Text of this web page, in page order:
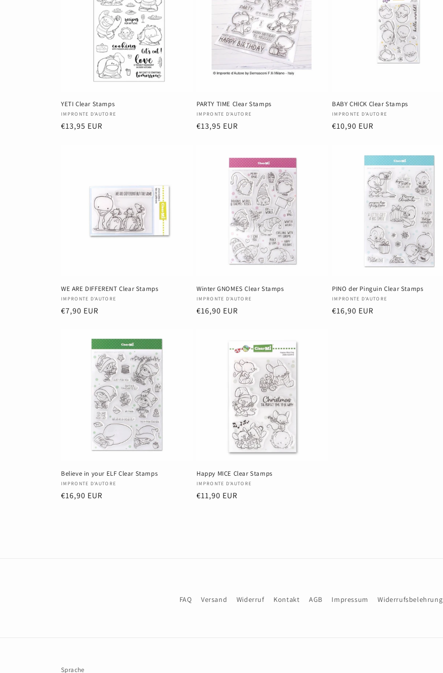
e
:
YETI Clear Stamps
Anbieter:
IMPRONTE D'AUTORE
Normaler
€13,95 EUR
PARTY TIME Clear Stamps
Anbieter:
IMPRONTE D'AUTORE
Normaler
€13,95 EUR
BABY CHICK Clear Stamps
Anbieter:
IMPRONTE D'AUTORE
Normaler
€10,90 EUR
WE ARE DIFFERENT Clear Stamps
Anbieter:
IMPRONTE D'AUTORE
Normaler
€7,90 EUR
Winter GNOMES Clear Stamps
Anbieter:
IMPRONTE D'AUTORE
Normaler
€16,90 EUR
PINO der Pinguin Clear Stamps
Anbieter:
IMPRONTE D'AUTORE
Normaler
€16,90 EUR
Believe in your ELF Clear Stamps
Anbieter:
IMPRONTE D'AUTORE
Normaler
€16,90 EUR
Happy MICE Clear Stamps
Anbieter:
IMPRONTE D'AUTORE
Normaler
€11,90 EUR
FAQ Versand Widerruf Kontakt AGB Impressum Widerrufsbelehrung
Sprache